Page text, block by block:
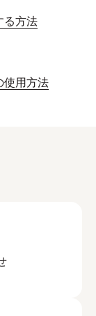
る方法
使用方法